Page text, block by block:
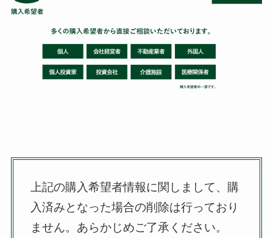
上記の購入希望者情報に関しまして、購
入済みとなった場合の削除は行っており
ません。 あらかじめご了承ください。